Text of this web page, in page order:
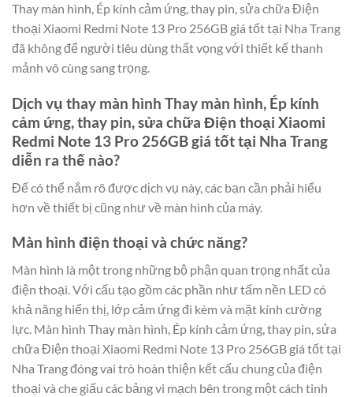
Thay màn hình, Ép kính cảm ứng, thay pin, sửa chữa Điện
thoại Xiaomi Redmi Note 13 Pro 256GB giá tốt tại Nha Trang
đã không để người tiêu dùng thất vọng với thiết kế thanh
mảnh vô cùng sang trọng.
Dịch vụ thay màn hình Thay màn hình, Ép kính
cảm ứng, thay pin, sửa chữa Điện thoại Xiaomi
Redmi Note 13 Pro 256GB giá tốt tại Nha Trang
diễn ra thế nào?
Để có thể nắm rõ được dịch vụ này, các bạn cần phải hiểu
hơn về thiết bị cũng như về màn hình của máy.
Màn hình điện thoại và chức năng?
Màn hình là một trong những bộ phận quan trọng nhất của
điện thoại. Với cấu tạo gồm các phần như tấm nền LED có
khả năng hiển thị, lớp cảm ứng đi kèm và mặt kính cường
lực. Màn hình Thay màn hình, Ép kính cảm ứng, thay pin, sửa
chữa Điện thoại Xiaomi Redmi Note 13 Pro 256GB giá tốt tại
Nha Trang đóng vai trò hoàn thiện kết cấu chung của điện
thoại và che giấu các bảng vi mạch bên trong một cách tinh